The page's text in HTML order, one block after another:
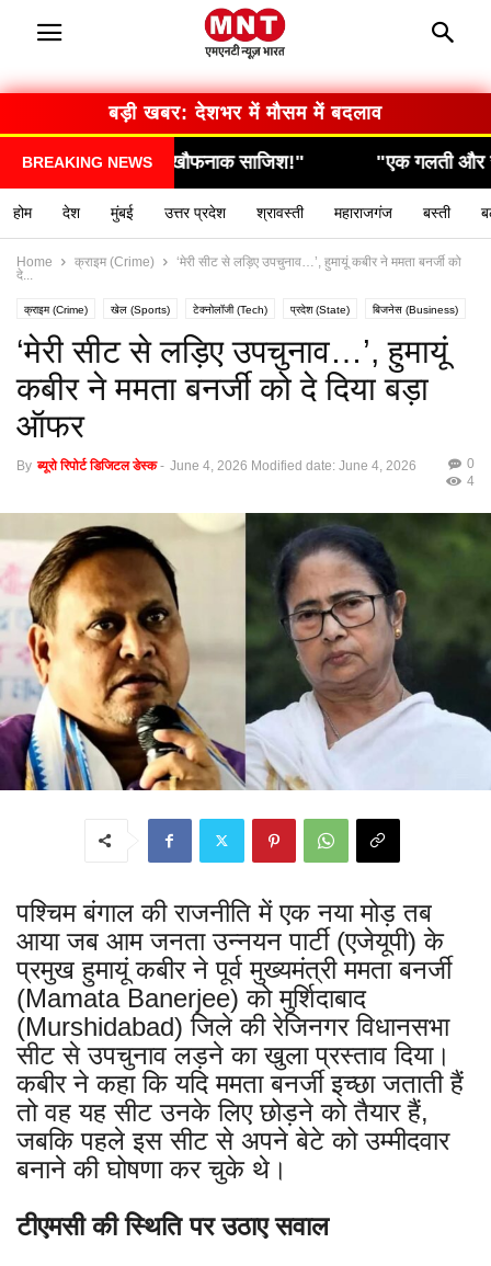
बड़ी खबर: देशभर में मौसम में बदलाव
BREAKING NEWS"एक गलती और सब कुछ खत्म… देखिए कैसे हुआ
होम देश मुंबई उत्तर प्रदेश श्रावस्ती महाराजगंज बस्ती
Home क्राइम (Crime)
‘मेरी सीट से लड़िए उपचुनाव…’, हुमायूं कबीर ने ममता बनर्जी को
दे...
क्राइम (Crime) खेल (Sports) टेक्नोलॉजी (Tech) प्रदेश (State) बिजनेस (Business)
ब्रेकिंग न्यूज़ लाइव अपडेट वायरल न्यूज़ सरकारी योजना 2026
स्वास्थ्य (Health)
‘मेरी सीट से लड़िए उपचुनाव…’, हुमायूं
कबीर ने ममता बनर्जी को दे दिया बड़ा
ऑफर
By ब्यूरो रिपोर्ट डिजिटल डेस्क - June 4, 2026 Modified date: June 4, 2026
0
4
पश्चिम बंगाल की राजनीति में एक नया मोड़ तब
आया जब आम जनता उन्नयन पार्टी (एजेयूपी) के
प्रमुख हुमायूं कबीर ने पूर्व मुख्यमंत्री ममता बनर्जी
(Mamata Banerjee) को मुर्शिदाबाद
(Murshidabad) जिले की रेजिनगर विधानसभा
सीट से उपचुनाव लड़ने का खुला प्रस्ताव दिया।
कबीर ने कहा कि यदि ममता बनर्जी इच्छा जताती हैं
तो वह यह सीट उनके लिए छोड़ने को तैयार हैं,
जबकि पहले इस सीट से अपने बेटे को उम्मीदवार
बनाने की घोषणा कर चुके थे।
टीएमसी की स्थिति पर उठाए सवाल